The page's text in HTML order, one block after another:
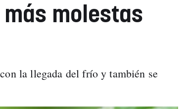
molestas
la llegada del frío y también se